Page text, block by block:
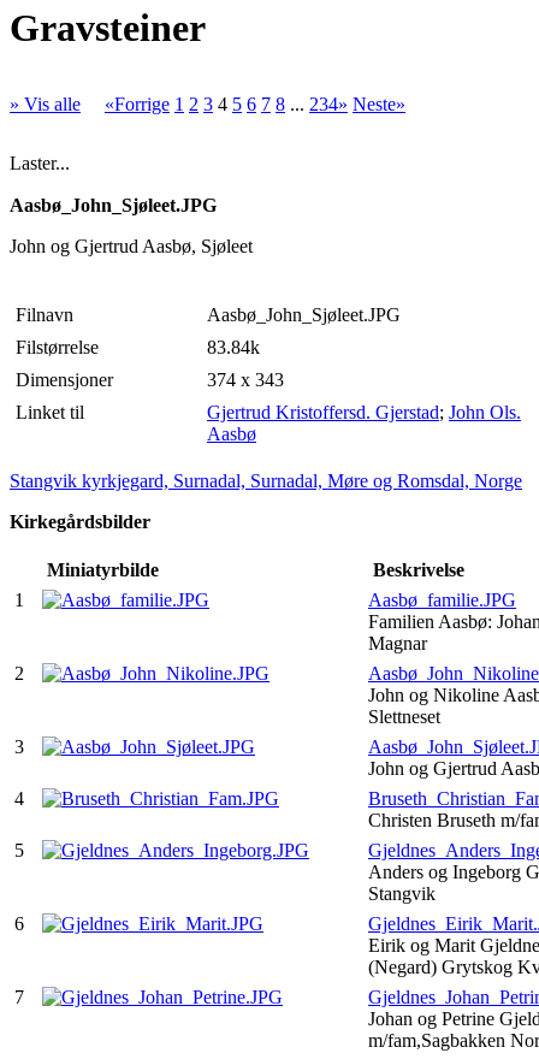
Gravsteiner
» Vis alle «Forrige 1 2 3 4 5 6 7 8 ... 234» Neste»
Laster...
Aasbø_John_Sjøleet.JPG
John og Gjertrud Aasbø, Sjøleet
Filnavn
Aasbø_John_Sjøleet.JPG
Filstørrelse
83.84k
Dimensjoner
374 x 343
Linket til
Gjertrud Kristoffersd. Gjerstad; John Ols.
Aasbø
Stangvik kyrkjegard, Surnadal, Surnadal, Møre og Romsdal, Norge
Kirkegårdsbilder
Miniatyrbilde
Beskrivelse
1
Aasbø_familie.JPG
Familien Aasbø:
Magnar
2
John og Nikoline
Slettneset
3
John og Gjertrud
4
Christen Bruseth m/
5
Anders og Ingeborg
Stangvik
6
Eirik og Marit
(Negard) Grytskog
7
Johan og Petrine
m/fam,Sagbakken